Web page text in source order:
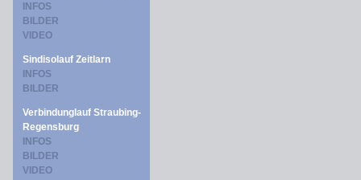
INFOS
BILDER
VIDEO
Sindisolauf Zeitlarn
INFOS
BILDER
Verbindunglauf Straubing-
Regensburg
INFOS
BILDER
VIDEO